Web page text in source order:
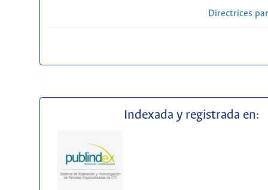
Directrices
Indexada y registrada en: